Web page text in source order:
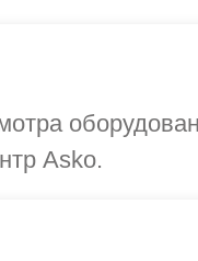
Asko.